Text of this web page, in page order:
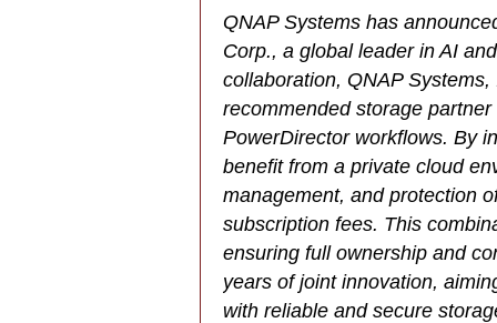
QNAP Systems has
Corp., a global leader in AI
collaboration, QNAP
recommended storage
PowerDirector workflows. By
benefit from a private cloud
management, and protection
subscription fees. This
ensuring full ownership and
years of joint innovation,
with reliable and secure